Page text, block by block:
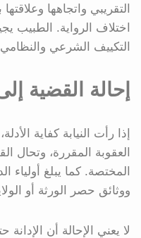
التقريبي واتجاهها
اختلاف الرواية. الطبيب
التكييف الشرعي
إحالة القضية
إذا رأت النيابة كفاية
العقوبة المقررة، وتحال
المختصة. كما يبلغ
ووثائق حصر الورثة أو
لا يعني الإحالة أن الإدانة